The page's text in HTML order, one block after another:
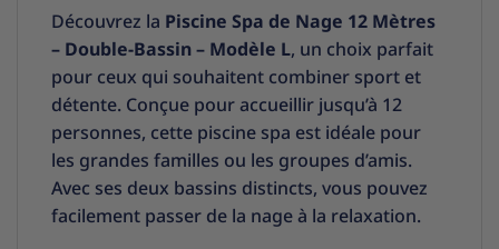
Découvrez la Piscine Spa de Nage 12 Mètres
– Double-Bassin – Modèle L, un choix parfait
pour ceux qui souhaitent combiner sport et
détente. Conçue pour accueillir jusqu’à 12
personnes, cette piscine spa est idéale pour
les grandes familles ou les groupes d’amis.
Avec ses deux bassins distincts, vous pouvez
facilement passer de la nage à la relaxation.